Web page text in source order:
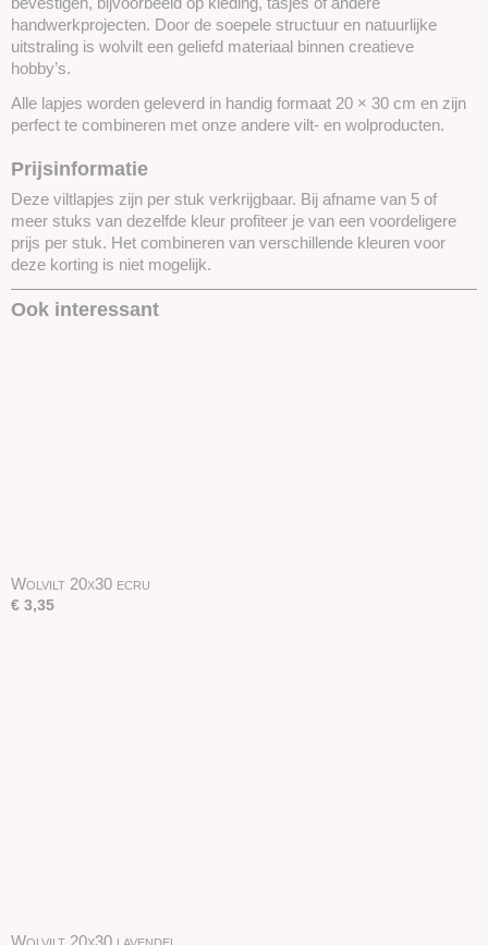
handwerkprojecten. Door de soepele structuur en natuurlijke
uitstraling is wolvilt een geliefd materiaal binnen creatieve
hobby’s.
Alle lapjes worden geleverd in handig formaat 20 × 30 cm en zijn
perfect te combineren met onze andere vilt- en wolproducten.
Prijsinformatie
Deze viltlapjes zijn per stuk verkrijgbaar. Bij afname van 5 of
meer stuks van dezelfde kleur profiteer je van een voordeligere
prijs per stuk. Het combineren van verschillende kleuren voor
deze korting is niet mogelijk.
Ook interessant
Wolvilt 20x30 ecru
€ 3,35
Wolvilt 20x30 lavendel